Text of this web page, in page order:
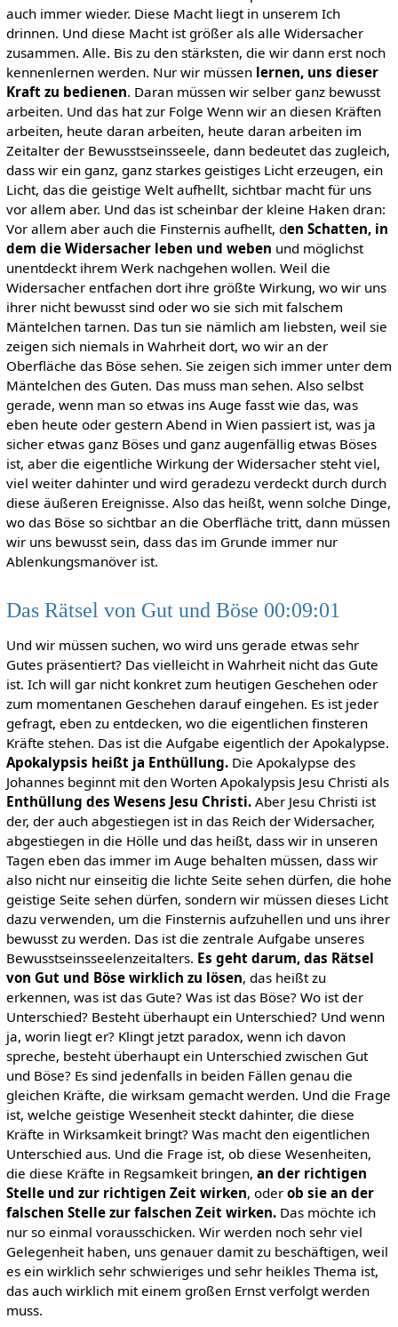
auch immer wieder. Diese Macht liegt in unserem Ich
drinnen. Und diese Macht ist größer als alle Widersacher
zusammen. Alle. Bis zu den stärksten, die wir dann erst noch
kennenlernen werden. Nur wir müssen lernen, uns dieser
Kraft zu bedienen. Daran müssen wir selber ganz bewusst
arbeiten. Und das hat zur Folge Wenn wir an diesen Kräften
arbeiten, heute daran arbeiten, heute daran arbeiten im
Zeitalter der Bewusstseinsseele, dann bedeutet das zugleich,
dass wir ein ganz, ganz starkes geistiges Licht erzeugen, ein
Licht, das die geistige Welt aufhellt, sichtbar macht für uns
vor allem aber. Und das ist scheinbar der kleine Haken dran:
Vor allem aber auch die Finsternis aufhellt, den Schatten, in
dem die Widersacher leben und weben und möglichst
unentdeckt ihrem Werk nachgehen wollen. Weil die
Widersacher entfachen dort ihre größte Wirkung, wo wir uns
ihrer nicht bewusst sind oder wo sie sich mit falschem
Mäntelchen tarnen. Das tun sie nämlich am liebsten, weil sie
zeigen sich niemals in Wahrheit dort, wo wir an der
Oberfläche das Böse sehen. Sie zeigen sich immer unter dem
Mäntelchen des Guten. Das muss man sehen. Also selbst
gerade, wenn man so etwas ins Auge fasst wie das, was
eben heute oder gestern Abend in Wien passiert ist, was ja
sicher etwas ganz Böses und ganz augenfällig etwas Böses
ist, aber die eigentliche Wirkung der Widersacher steht viel,
viel weiter dahinter und wird geradezu verdeckt durch durch
diese äußeren Ereignisse. Also das heißt, wenn solche Dinge,
wo das Böse so sichtbar an die Oberfläche tritt, dann müssen
wir uns bewusst sein, dass das im Grunde immer nur
Ablenkungsmanöver ist.
Das Rätsel von Gut und Böse 00:09:01
Und wir müssen suchen, wo wird uns gerade etwas sehr
Gutes präsentiert? Das vielleicht in Wahrheit nicht das Gute
ist. Ich will gar nicht konkret zum heutigen Geschehen oder
zum momentanen Geschehen darauf eingehen. Es ist jeder
gefragt, eben zu entdecken, wo die eigentlichen finsteren
Kräfte stehen. Das ist die Aufgabe eigentlich der Apokalypse.
Apokalypsis heißt ja Enthüllung.Die Apokalypse des
Johannes beginnt mit den Worten Apokalypsis Jesu Christi als
Enthüllung des Wesens Jesu Christi.Aber Jesu Christi ist
der, der auch abgestiegen ist in das Reich der Widersacher,
abgestiegen in die Hölle und das heißt, dass wir in unseren
Tagen eben das immer im Auge behalten müssen, dass wir
also nicht nur einseitig die lichte Seite sehen dürfen, die hohe
geistige Seite sehen dürfen, sondern wir müssen dieses Licht
dazu verwenden, um die Finsternis aufzuhellen und uns ihrer
bewusst zu werden. Das ist die zentrale Aufgabe unseres
Bewusstseinsseelenzeitalters. Es geht darum, das Rätsel
von Gut und Böse wirklich zu lösen, das heißt zu
erkennen, was ist das Gute? Was ist das Böse? Wo ist der
Unterschied? Besteht überhaupt ein Unterschied? Und wenn
ja, worin liegt er? Klingt jetzt paradox, wenn ich davon
spreche, besteht überhaupt ein Unterschied zwischen Gut
und Böse? Es sind jedenfalls in beiden Fällen genau die
gleichen Kräfte, die wirksam gemacht werden. Und die Frage
ist, welche geistige Wesenheit steckt dahinter, die diese
Kräfte in Wirksamkeit bringt? Was macht den eigentlichen
Unterschied aus. Und die Frage ist, ob diese Wesenheiten,
die diese Kräfte in Regsamkeit bringen, an der richtigen
Stelle und zur richtigen Zeit wirken, oder ob sie an der
falschen Stelle zur falschen Zeit wirken.Das möchte ich
nur so einmal vorausschicken. Wir werden noch sehr viel
Gelegenheit haben, uns genauer damit zu beschäftigen, weil
es ein wirklich sehr schwieriges und sehr heikles Thema ist,
das auch wirklich mit einem großen Ernst verfolgt werden
muss.